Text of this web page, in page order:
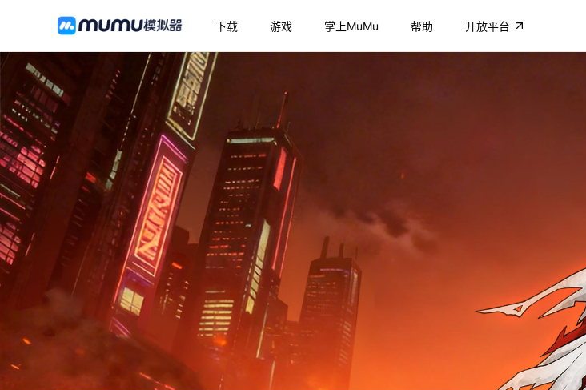
下载 游戏 掌上MuMu 帮助 开放平台